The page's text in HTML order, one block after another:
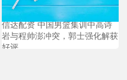
信达配资 中国男篮集训中高诗
岩与程帅澎冲突，郭士强化解获
好评